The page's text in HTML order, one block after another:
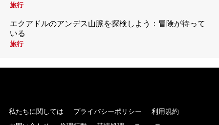
旅行
エクアドルのアンデス山脈を探検しよう：冒険が待って
いる
旅行
私たちに関しては プライバシーポリシー
利用規約